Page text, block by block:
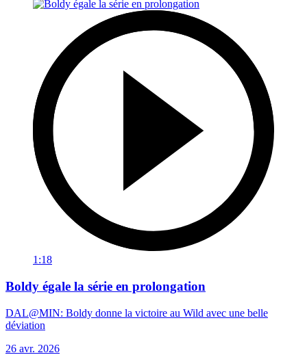
1:18
Boldy égale la série en prolongation
DAL@MIN: Boldy donne la victoire au Wild avec une belle
déviation
26 avr. 2026